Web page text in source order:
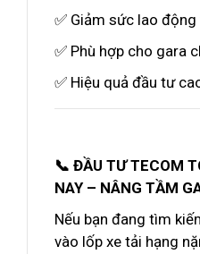
✅ Giảm sức lao
✅ Phù hợp cho gara
✅ Hiệu quả đầu tư
📞 ĐẦU TƯ TECOM
NAY – NÂNG TẦM
Nếu bạn đang tìm
vào lốp xe tải hạng